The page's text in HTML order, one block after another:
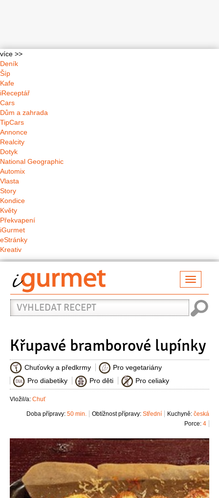
více >>
Deník
Šíp
Kafe
iReceptář
Cars
Dům a zahrada
TipCars
Annonce
Realcity
Dotyk
National Geographic
Automix
Vlasta
Story
Kondice
Květy
Překvapení
iGurmet
eStránky
Kreativ
Vyhledat
recept
Křupavé bramborové lupínky
Chuťovky a předkrmy
Pro vegetariány
Pro diabetiky
Pro děti Pro celiaky
Vložil/a: Chuť
Kuchyně: česká
Obtížnost přípravy: Střední
Doba přípravy: 50 min.
Porce: 4